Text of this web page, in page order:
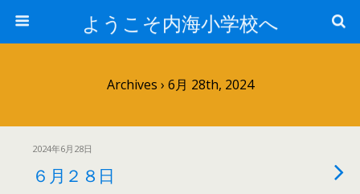
ようこそ内海小学校へ
Archives › 6月 28th, 2024
2024年6月28日
６月２８日